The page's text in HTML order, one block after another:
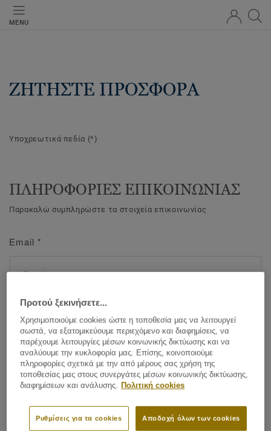
MENU
ΖΗΤΗΣΤΕ ΠΡΟΣΦΟΡΑ
Υποχρεωτικά πεδία (*)
ΠΛΗΡΟΦΟΡΙΕΣ ΕΠΙΚΟΙΝΩΝΙΑΣ
Παρακαλώ συμπληρώστε τα στοιχεία επικοινωνίας
Email *
Όνομα*
Προτού ξεκινήσετε...
Χρησιμοποιούμε cookies ώστε η τοποθεσία μας να λειτουργεί
σωστά, να εξατομικεύουμε περιεχόμενο και διαφημίσεις, να
παρέχουμε λειτουργίες μέσων κοινωνικής δικτύωσης και να
αναλύουμε την κυκλοφορία μας. Επίσης, κοινοποιούμε
πληροφορίες σχετικά με την από μέρους σας χρήση της
τοποθεσίας μας στους συνεργάτες μέσων κοινωνικής δικτύωσης,
διαφημίσεων και ανάλυσης. Πολιτική cookies
Αποδοχή όλων των cookies
Ρυθμίσεις για τα cookies